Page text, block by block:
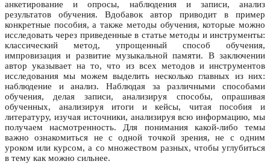
анкетирование и опросы, наблюдения и записи, анализ
результатов обучения. Вдобавок автор приводит в пример
конкретные пособия, а также методы обучения, которые можно
исследовать через приведенные в статье методы и инструменты:
классический метод, упрощенный способ обучения,
импровизация и развитие музыкальной памяти. В заключении
автор указывает на то, что из всех методов и инструментов
исследования мы можем выделить несколько главных из них:
наблюдение и анализ. Наблюдая за различными способами
обучения, делая записи, анализируя способы, опрашивая
обученных, анализируя итоги и кейсы, читая пособия и
литературу, изучая источники, анализируя всю информацию, мы
получаем насмотренность. Для понимания какой-либо темы
важно ознакомиться не с одной точкой зрения, не с одним
уроком или курсом, а со множеством разных, чтобы углубиться
в тему как можно сильнее.